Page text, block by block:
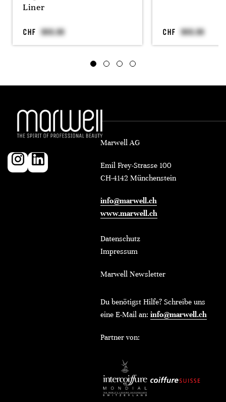
Liner
CHF CHF
Marwell AG
Emil Frey-Strasse 100
CH-4142 Münchenstein
info@marwell.ch
www.marwell.ch
Datenschutz
Impressum
Marwell Newsletter
Du benötigst Hilfe? Schreibe uns
eine E-Mail an: info@marwell.ch
Partner von: